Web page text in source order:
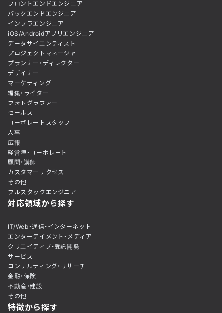
フロントエンドエンジニア
バックエンドエンジニア
インフラエンジニア
iOS/Androidアプリエンジニア
データサイエンティスト
プロジェクトマネージャ
プランナー・ディレクター
デザイナー
マーケティング
編集・ライター
フォトグラファー
セールス
コーポレートスタッフ
人事
広報
経営陣・コーポレート
顧問・講師
カスタマーサクセス
その他
フルスタックエンジニア
対応領域から探す
IT/Web・通信・インターネット
エンターテイメント・メディア
クリエイティブ・受託開発
サービス
コンサルティング・リサーチ
金融・保険
不動産・建設
その他
特徴から探す